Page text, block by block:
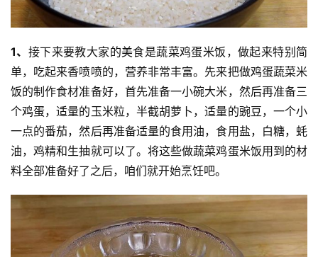
1、 接下来要教大家的美食是蔬菜鸡蛋米饭，做起来特别简
单，吃起来香喷喷的，营养非常丰富。先来把做鸡蛋蔬菜米
饭的制作食材准备好，首先准备一小碗大米，然后再准备三
个鸡蛋，适量的玉米粒，半截胡萝卜，适量的豌豆，一个小
一点的番茄，然后再准备适量的食用油，食用盐，白糖，蚝
油，鸡精和生抽就可以了。将这些做蔬菜鸡蛋米饭用到的材
料全部准备好了之后，咱们就开始烹饪吧。